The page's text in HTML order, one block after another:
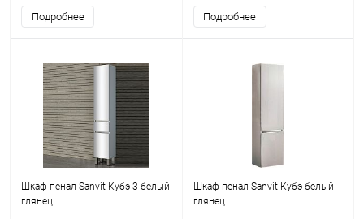
Подробнее Подробнее
Шкаф-пенал Sanvit Кубэ-3 белый
глянец
Шкаф-пенал Sanvit Кубэ белый
глянец